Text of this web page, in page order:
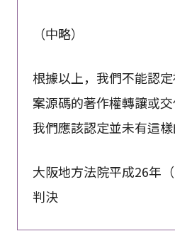
（中略）
根據以上，我們不能認
案源碼的著作權轉讓或交
我們應該認定並未有這樣
大阪地方法院平成26年
判決